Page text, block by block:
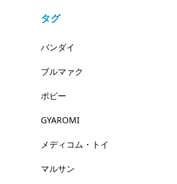
タグ
バンダイ
ブルマァク
ポピー
GYAROMI
メディコム・トイ
マルサン